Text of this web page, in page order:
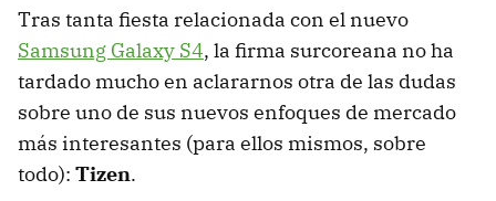
Tras tanta fiesta relacionada con el nuevo
Samsung Galaxy S4, la firma surcoreana no ha
tardado mucho en aclararnos otra de las dudas
sobre uno de sus nuevos enfoques de mercado
más interesantes (para ellos mismos, sobre
todo): Tizen.